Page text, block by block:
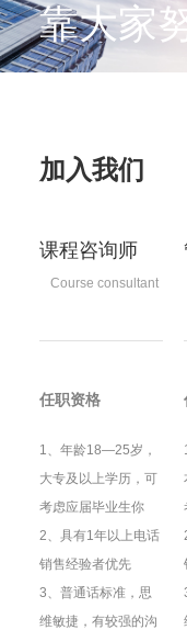
靠大家
加入我们
课程咨询师
Course consultant
任职资格
1、年龄18—25岁，
大专及以上学历，可
考虑应届毕业生你
2、具有1年以上电话
销售经验者优先
3、普通话标准，思
维敏捷，有较强的沟